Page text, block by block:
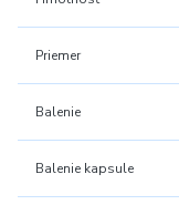
Priemer
Balenie
Balenie kapsule